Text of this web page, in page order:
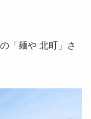
「麺や 北町」さ